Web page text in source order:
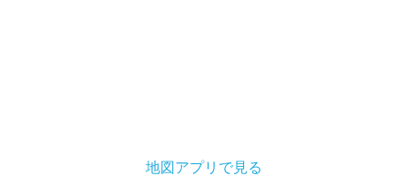
地図アプリで見る